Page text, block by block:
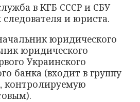
в КГБ СССР и СБУ
и юриста.
юридического
юридического
Украинского
банка (входит в группу